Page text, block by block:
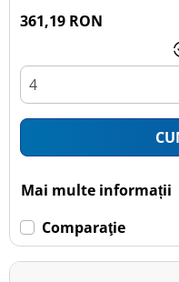
361,19 RON
Mai multe informații
Comparaţie